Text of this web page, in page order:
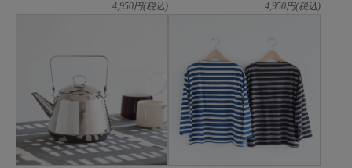
4,950円(税込) 4,950円(税込)